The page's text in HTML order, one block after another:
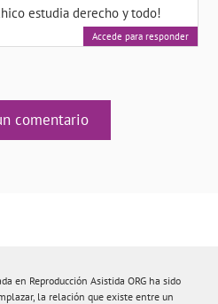
estudia derecho y todo!
Accede para responder
comentario
en Reproducción Asistida ORG ha sido
la relación que existe entre un